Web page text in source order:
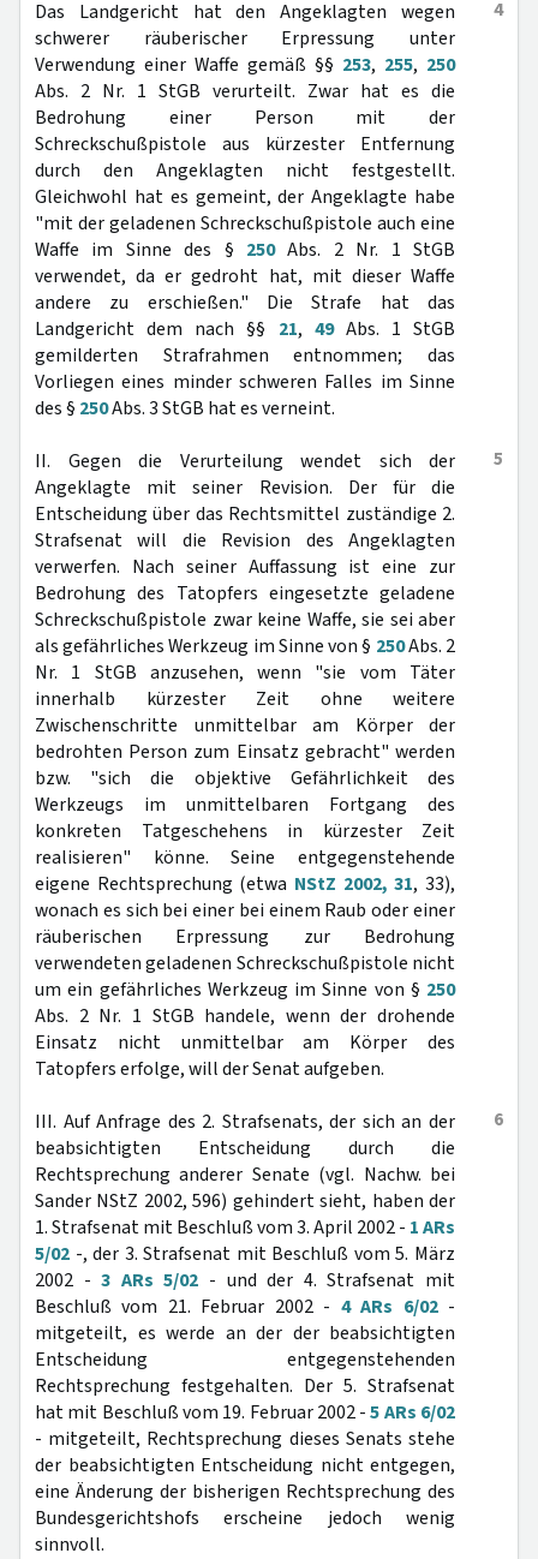
4
Das Landgericht hat den Angeklagten wegen
schwerer räuberischer Erpressung unter
Verwendung einer Waffe gemäß §§ 253, 255, 250
Abs. 2 Nr. 1 StGB verurteilt. Zwar hat es die
Bedrohung einer Person mit der
Schreckschußpistole aus kürzester Entfernung
durch den Angeklagten nicht festgestellt.
Gleichwohl hat es gemeint, der Angeklagte habe
"mit der geladenen Schreckschußpistole auch eine
Waffe im Sinne des § 250Abs. 2 Nr. 1 StGB
verwendet, da er gedroht hat, mit dieser Waffe
andere zu erschießen." Die Strafe hat das
Landgericht dem nach §§ 21, 49Abs. 1 StGB
gemilderten Strafrahmen entnommen; das
Vorliegen eines minder schweren Falles im Sinne
des § 250Abs. 3 StGB hat es verneint.
5
II. Gegen die Verurteilung wendet sich der
Angeklagte mit seiner Revision. Der für die
Entscheidung über das Rechtsmittel zuständige 2.
Strafsenat will die Revision des Angeklagten
verwerfen. Nach seiner Auffassung ist eine zur
Bedrohung des Tatopfers eingesetzte geladene
Schreckschußpistole zwar keine Waffe, sie sei aber
als gefährliches Werkzeug im Sinne von § 250Abs. 2
Nr. 1 StGB anzusehen, wenn "sie vom Täter
innerhalb kürzester Zeit ohne weitere
Zwischenschritte unmittelbar am Körper der
bedrohten Person zum Einsatz gebracht" werden
bzw. "sich die objektive Gefährlichkeit des
Werkzeugs im unmittelbaren Fortgang des
konkreten Tatgeschehens in kürzester Zeit
realisieren" könne. Seine entgegenstehende
eigene Rechtsprechung (etwa NStZ 2002, 31, 33),
wonach es sich bei einer bei einem Raub oder einer
räuberischen Erpressung zur Bedrohung
verwendeten geladenen Schreckschußpistole nicht
um ein gefährliches Werkzeug im Sinne von § 250
Abs. 2 Nr. 1 StGB handele, wenn der drohende
Einsatz nicht unmittelbar am Körper des
Tatopfers erfolge, will der Senat aufgeben.
6
III. Auf Anfrage des 2. Strafsenats, der sich an der
beabsichtigten Entscheidung durch die
Rechtsprechung anderer Senate (vgl. Nachw. bei
Sander NStZ 2002, 596) gehindert sieht, haben der
1. Strafsenat mit Beschluß vom 3. April 2002 - 1 ARs
5/02 -, der 3. Strafsenat mit Beschluß vom 5. März
2002 -3 ARs 5/02 - und der 4. Strafsenat mit
Beschluß vom 21. Februar 2002 - 4 ARs 6/02-
mitgeteilt, es werde an der der beabsichtigten
Entscheidung entgegenstehenden
Rechtsprechung festgehalten. Der 5. Strafsenat
hat mit Beschluß vom 19. Februar 2002 -5 ARs 6/02
- mitgeteilt, Rechtsprechung dieses Senats stehe
der beabsichtigten Entscheidung nicht entgegen,
eine Änderung der bisherigen Rechtsprechung des
Bundesgerichtshofs erscheine jedoch wenig
sinnvoll.